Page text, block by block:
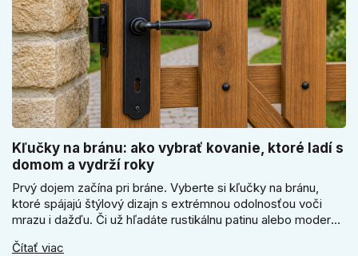
Kľučky na bránu: ako vybrať kovanie, ktoré ladí s
domom a vydrží roky
Prvý dojem začína pri bráne. Vyberte si kľučky na bránu,
ktoré spájajú štýlový dizajn s extrémnou odolnosťou voči
mrazu i dažďu. Či už hľadáte rustikálnu patinu alebo moderné
vydrží roky. Zabezpečte svoj vstup kvalitou, ktorá prežije
Čítať viac